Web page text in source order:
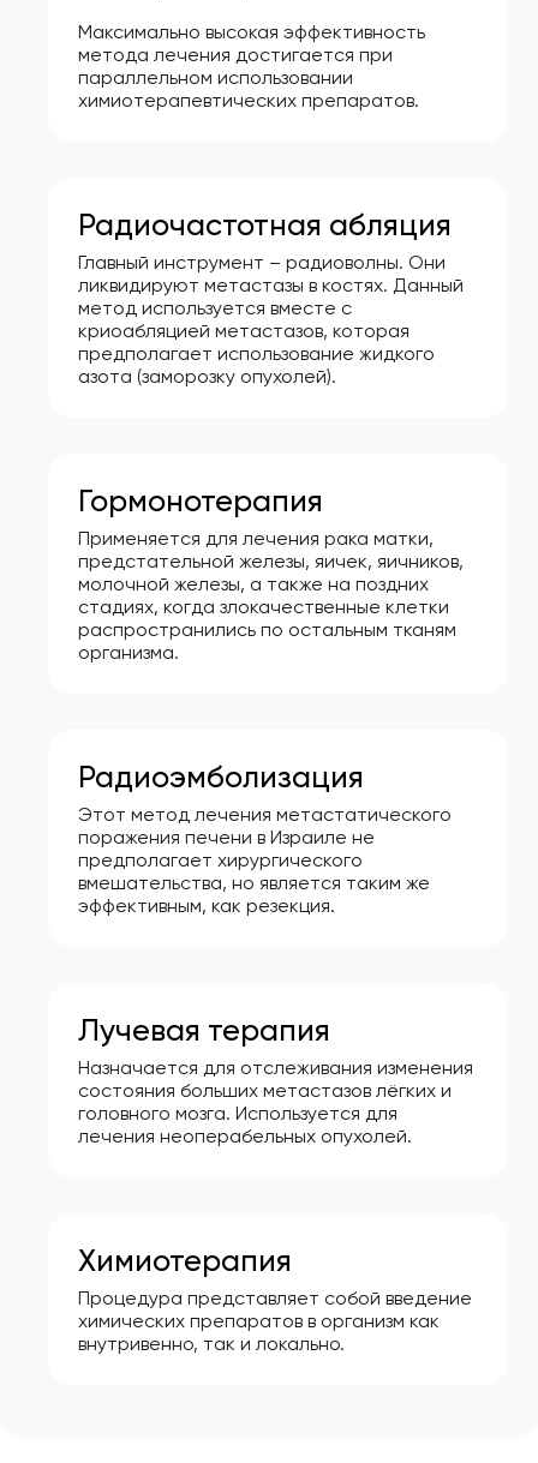
Максимально высокая эффективность
метода лечения достигается при
параллельном использовании
химиотерапевтических препаратов.
Радиочастотная абляция
Главный инструмент – радиоволны. Они
ликвидируют метастазы в костях. Данный
метод используется вместе с
криоабляцией метастазов, которая
предполагает использование жидкого
азота (заморозку опухолей).
Гормонотерапия
Применяется для лечения рака матки,
предстательной железы, яичек, яичников,
молочной железы, а также на поздних
стадиях, когда злокачественные клетки
распространились по остальным тканям
организма.
Радиоэмболизация
Этот метод лечения метастатического
поражения печени в Израиле не
предполагает хирургического
вмешательства, но является таким же
эффективным, как резекция.
Лучевая терапия
Назначается для отслеживания изменения
состояния больших метастазов лёгких и
головного мозга. Используется для
лечения неоперабельных опухолей.
Химиотерапия
Процедура представляет собой введение
химических препаратов в организм как
внутривенно, так и локально.